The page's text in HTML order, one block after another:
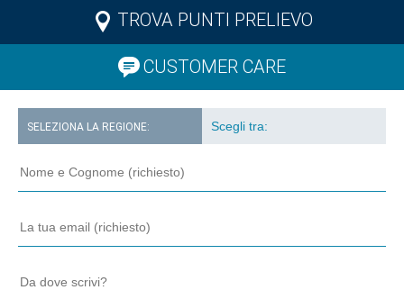
TROVA PUNTI PRELIEVO
CUSTOMER CARE
SELEZIONA LA REGIONE: